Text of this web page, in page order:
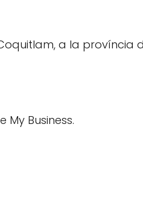
a la província
My Business.